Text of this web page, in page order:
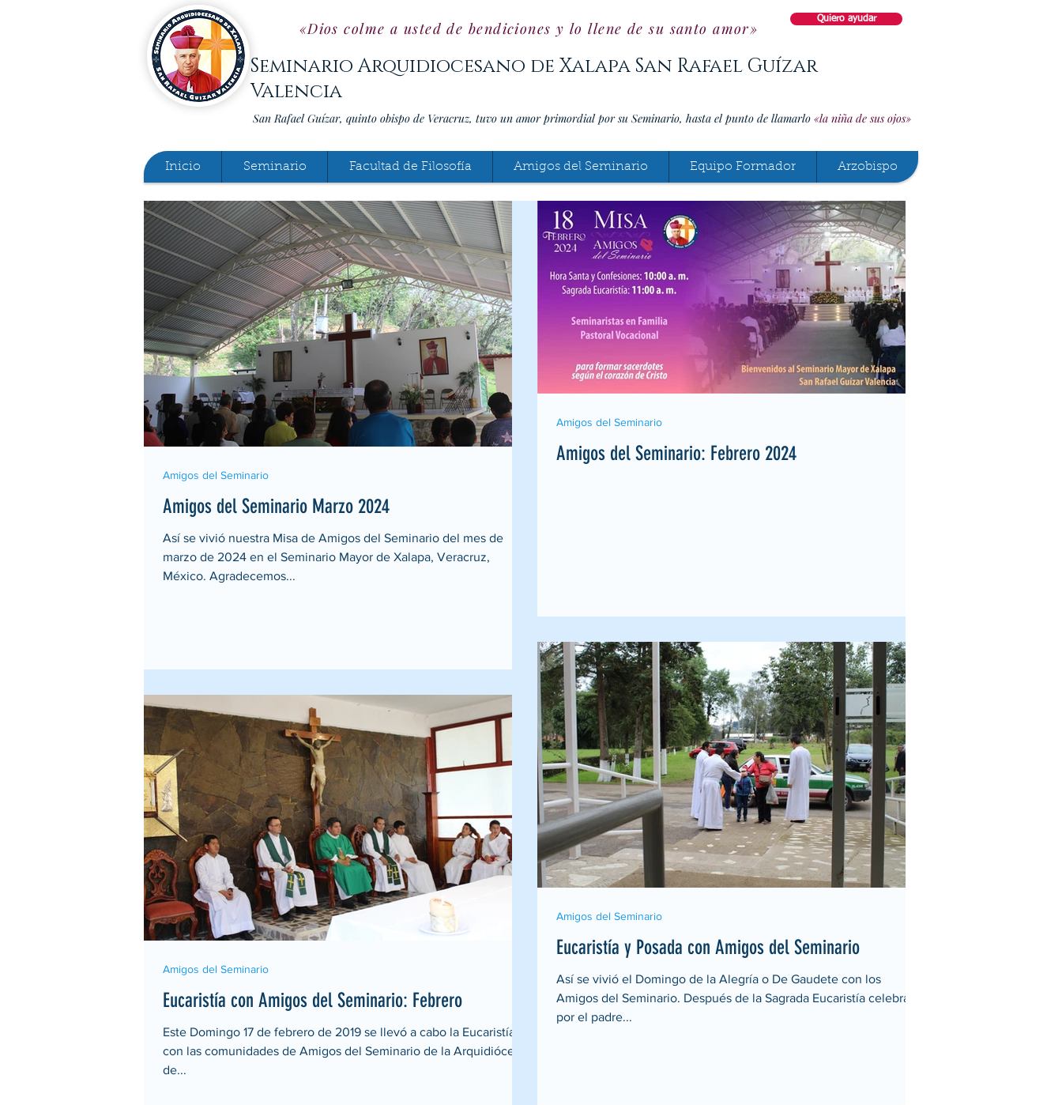
«Dios colme a usted de bendiciones y lo llene de su santo amor» Quiero ayudar
Seminario Arquidiocesano de Xalapa San Rafael Guízar
Valencia
San Rafael Guízar, quinto obispo de Veracruz, tuvo un amor primordial por su Seminario, hasta el punto de llamarlo «la niña de sus ojos»
Inicio Seminario Facultad de Filosofía Amigos del Seminario Equipo Formador Arzobispo
Amigos del Seminario Marzo 2024
Así se vivió nuestra Misa de Amigos del Seminario del mes de
marzo de 2024 en el Seminario Mayor de Xalapa, Veracruz,
México. Agradecemos...
Amigos del Seminario
Amigos del Seminario: Febrero 2024
Amigos del Seminario
Eucaristía con Amigos del Seminario: Febrero
Este Domingo 17 de febrero de 2019 se llevó a cabo la Eucaristía
con las comunidades de Amigos del Seminario de la Arquidiócesis
de...
Amigos del Seminario
Eucaristía y Posada con Amigos del Seminario
Así se vivió el Domingo de la Alegría o De Gaudete con los
Amigos del Seminario. Después de la Sagrada Eucaristía celebrada
por el padre...
Amigos del Seminario